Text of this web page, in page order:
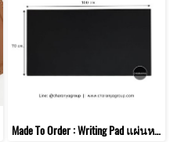
Made To Order : Writing Pad แผ่นหนัง ขนาดใหญ่ 100x70 cm. สำหรับโต๊ะทำงาน